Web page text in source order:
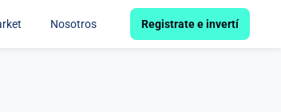
Nosotros Registrate e invertí